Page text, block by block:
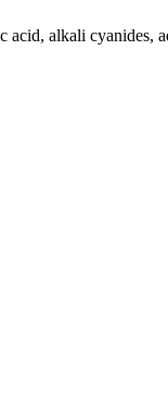
alkali cyanides,